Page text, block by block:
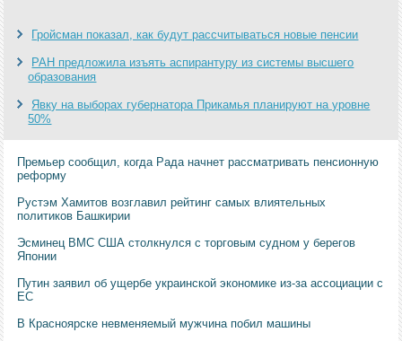
Гройсман показал, как будут рассчитываться новые пенсии
РАН предложила изъять аспирантуру из системы высшего
образования
Явку на выборах губернатора Прикамья планируют на уровне
50%
Премьер сообщил, когда Рада начнет рассматривать пенсионную
реформу
Рустэм Хамитов возглавил рейтинг самых влиятельных
политиков Башкирии
Эсминец ВМС США столкнулся с торговым судном у берегов
Японии
Путин заявил об ущербе украинской экономике из-за ассоциации с
ЕС
В Красноярске невменяемый мужчина побил машины